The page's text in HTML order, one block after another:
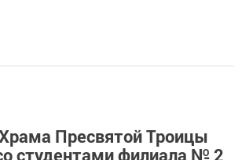
Пресвятой Троицы
студентами филиала № 2